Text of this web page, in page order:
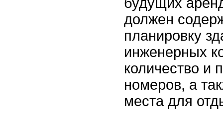
должен
планировку
инженерных
количество и
номеров, а
места для